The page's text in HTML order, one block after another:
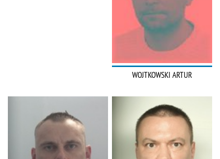
WOJTKOWSKI ARTUR